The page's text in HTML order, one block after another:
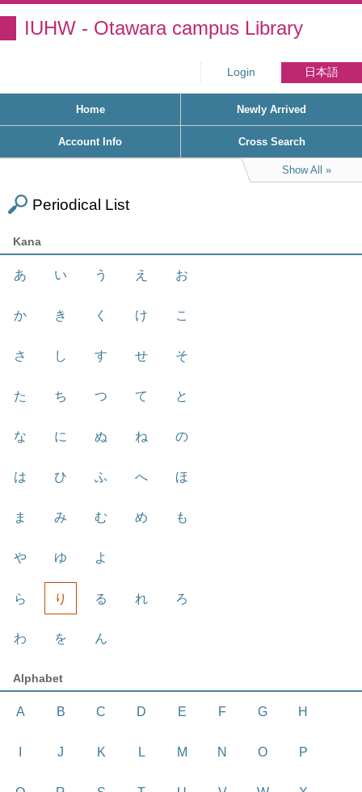
IUHW - Otawara campus Library
Login 日本語
Home Newly Arrived
Account Info Cross Search
Show All
Periodical List
Kana
あ い う え お
か き く け こ
さ し す せ そ
た ち つ て と
な に ぬ ね の
は ひ ふ へ ほ
ま み む め も
や ゆ よ
ら り る れ ろ
わ を ん
Alphabet
A B C D E F G H
J K L M N O P